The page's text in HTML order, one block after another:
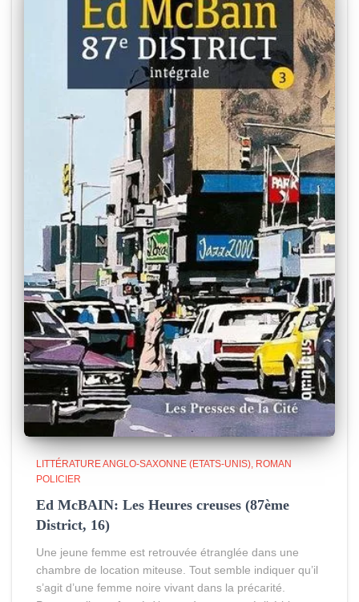
LITTÉRATURE ANGLO-SAXONNE (ETATS-UNIS) ROMAN
POLICIER
Ed McBAIN: Les Heures creuses (87ème
District, 16)
Une jeune femme est retrouvée étranglée dans une
chambre de location miteuse. Tout semble indiquer qu’il
s’agit d’une femme noire vivant dans la précarité.